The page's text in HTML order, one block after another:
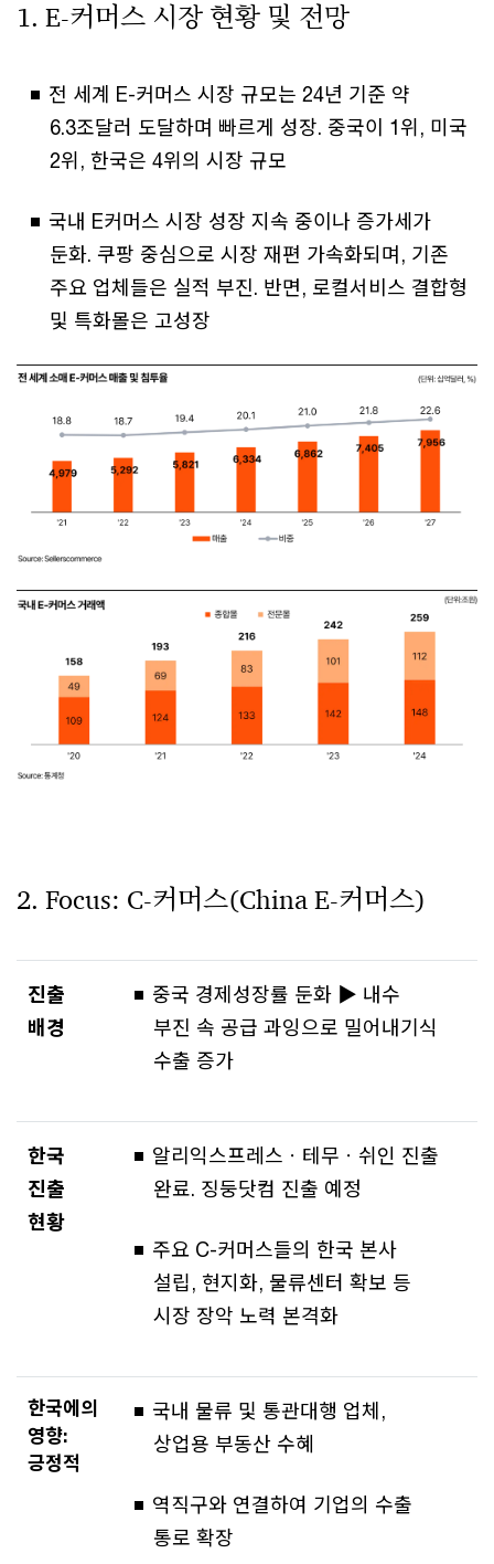
1. E-커머스 시장 현황 및 전망
전 세계 E-커머스 시장 규모는 24년 기준 약
6.3조달러 도달하며 빠르게 성장. 중국이 1위, 미국
2위, 한국은 4위의 시장 규모
국내 E커머스 시장 성장 지속 중이나 증가세가
둔화. 쿠팡 중심으로 시장 재편 가속화되며, 기존
주요 업체들은 실적 부진. 반면, 로컬서비스 결합형
및 특화몰은 고성장
2. Focus: C-커머스(China E-커머스)
진출
배경
중국 경제성장률 둔화 ▶ 내수
부진 속 공급 과잉으로 밀어내기식
수출 증가
한국
진출
현황
알리익스프레스ㆍ테무ㆍ쉬인 진출
완료. 징둥닷컴 진출 예정
주요 C-커머스들의 한국 본사
설립, 현지화, 물류센터 확보 등
시장 장악 노력 본격화
한국에의
영향:
긍정적
국내 물류 및 통관대행 업체,
상업용 부동산 수혜
역직구와 연결하여 기업의 수출
통로 확장